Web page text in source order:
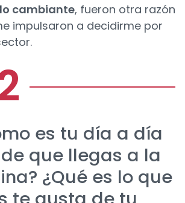
cambiante, fueron otra razón
impulsaron a decidirme por
es tu día a día
que llegas a la
¿Qué es lo que